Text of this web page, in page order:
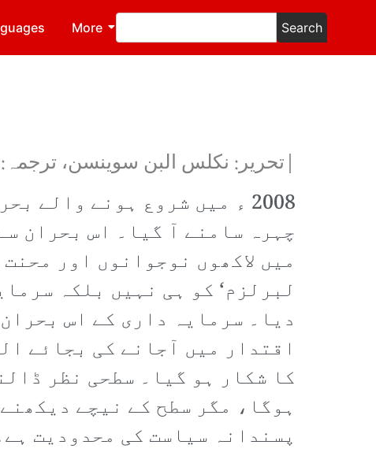
More Search
|تحریر: نکلس البن سوینسن،
2008 ء میں شروع ہونے
چہرہ سامنے آ گیا۔ اس بحران
میں لاکھوں نوجوانوں اور
لبرلزم‘ کو ہی نہیں بلکہ
دیا۔ سرمایہ داری کے اس
اقتدار میں آجانے کی بجائے
کا شکار ہو گیا۔ سطحی نظر
ہوگا، مگر سطح کے نیچے
پسندانہ سیاست کی محدودیت